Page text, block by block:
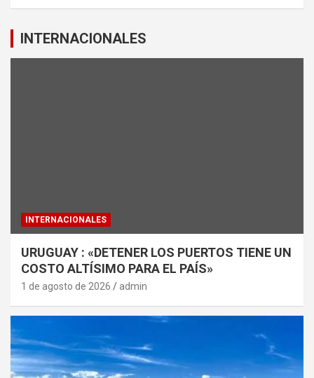
INTERNACIONALES
INTERNACIONALES
URUGUAY : «DETENER LOS PUERTOS TIENE UN
COSTO ALTÍSIMO PARA EL PAÍS»
1 de agosto de 2026 admin